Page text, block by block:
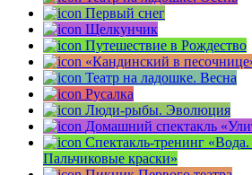
Первый снег
Щелкунчик
Путешествие в Рождество
«Кандинский в
Театр на ладошке. Весна
Русалка
Люди-рыбы. Эволюция
Домашний спектакль
Спектакль-тренинг
Пальчиковые краски»